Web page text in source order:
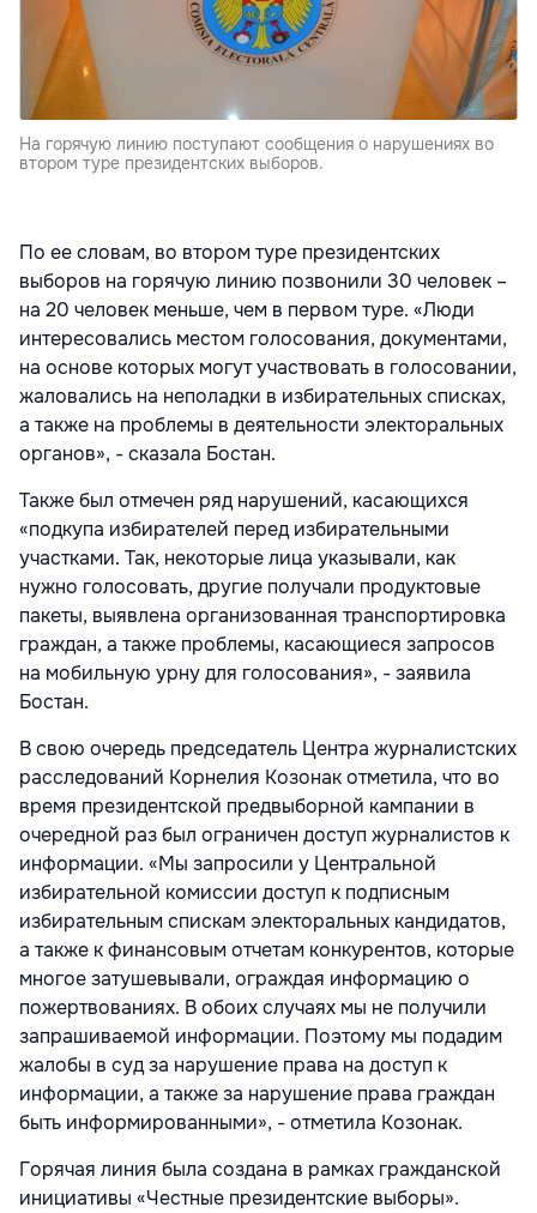
На горячую линию поступают сообщения о нарушениях во
втором туре президентских выборов.
По ее словам, во втором туре президентских
выборов на горячую линию позвонили 30 человек –
на 20 человек меньше, чем в первом туре. «Люди
интересовались местом голосования, документами,
на основе которых могут участвовать в голосовании,
жаловались на неполадки в избирательных списках,
а также на проблемы в деятельности электоральных
органов», - сказала Бостан.
Также был отмечен ряд нарушений, касающихся
«подкупа избирателей перед избирательными
участками. Так, некоторые лица указывали, как
нужно голосовать, другие получали продуктовые
пакеты, выявлена организованная транспортировка
граждан, а также проблемы, касающиеся запросов
на мобильную урну для голосования», - заявила
Бостан.
В свою очередь председатель Центра журналистских
расследований Корнелия Козонак отметила, что во
время президентской предвыборной кампании в
очередной раз был ограничен доступ журналистов к
информации. «Мы запросили у Центральной
избирательной комиссии доступ к подписным
избирательным спискам электоральных кандидатов,
а также к финансовым отчетам конкурентов, которые
многое затушевывали, ограждая информацию о
пожертвованиях. В обоих случаях мы не получили
запрашиваемой информации. Поэтому мы подадим
жалобы в суд за нарушение права на доступ к
информации, а также за нарушение права граждан
быть информированными», - отметила Козонак.
Горячая линия была создана в рамках гражданской
инициативы «Честные президентские выборы».